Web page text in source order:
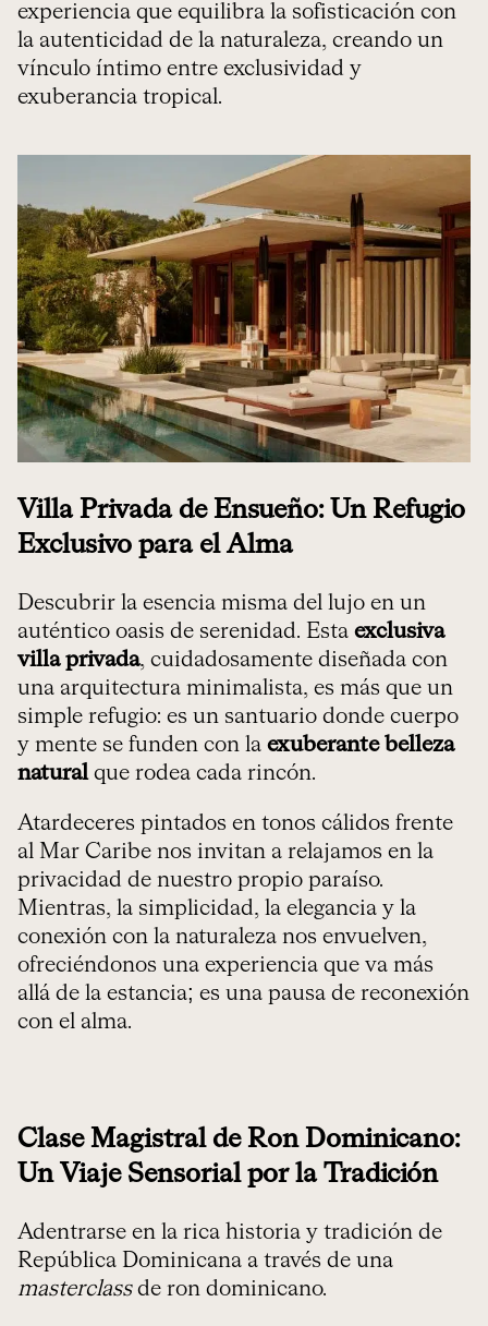
experiencia que equilibra la sofisticación con
la autenticidad de la naturaleza, creando un
vínculo íntimo entre exclusividad y
exuberancia tropical.
Villa Privada de Ensueño: Un Refugio
Exclusivo para el Alma
Descubrir la esencia misma del lujo en un
auténtico oasis de serenidad. Esta exclusiva
villa privada, cuidadosamente diseñada con
una arquitectura minimalista, es más que un
simple refugio: es un santuario donde cuerpo
y mente se funden con la exuberante belleza
naturalque rodea cada rincón.
Atardeceres pintados en tonos cálidos frente
al Mar Caribe nos invitan a relajamos en la
privacidad de nuestro propio paraíso.
Mientras, la simplicidad, la elegancia y la
conexión con la naturaleza nos envuelven,
ofreciéndonos una experiencia que va más
allá de la estancia; es una pausa de reconexión
con el alma.
Clase Magistral de Ron Dominicano:
Un Viaje Sensorial por la Tradición
Adentrarse en la rica historia y tradición de
República Dominicana a través de una
masterclassde ron dominicano.